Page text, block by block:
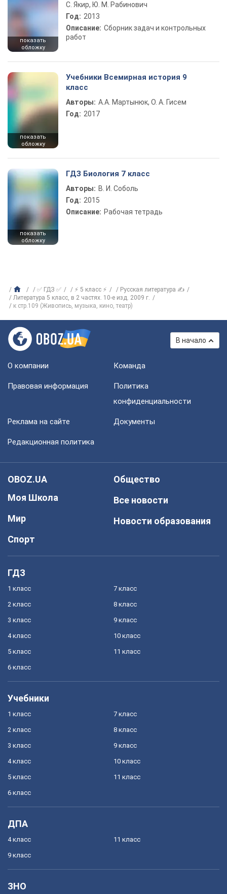
показать
обложку
С. Якир, Ю. М. Рабинович
Год: 2013
Описание: Сборник задач и контрольных
работ
показать
обложку
Учебники Всемирная история 9
класс
Авторы: А.А. Мартынюк, О. А. Гисем
Год: 2017
показать
обложку
ГДЗ Биология 7 класс
Авторы: В. И. Соболь
Год: 2015
Описание: Рабочая тетрадь
✅ ГДЗ ✅ ⚡ 5 класс ⚡
Русская литература ✍
Литература 5 класс, в 2 частях. 10-е изд. 2009 г.
к стр.109 (Живопись, музыка, кино, театр)
В начало
О компании Команда
Правовая информация
Политика
конфиденциальности
Реклама на сайте Документы
Редакционная политика
OBOZ.UA
Моя Школа
Мир
Спорт
Общество
Все новости
Новости образования
ГДЗ
1 класс
2 класс
3 класс
4 класс
5 класс
6 класс
7 класс
8 класс
9 класс
10 класс
11 класс
Учебники
1 класс
2 класс
3 класс
4 класс
5 класс
6 класс
7 класс
8 класс
9 класс
10 класс
11 класс
ДПА
4 класс
9 класс
11 класс
ЗНО